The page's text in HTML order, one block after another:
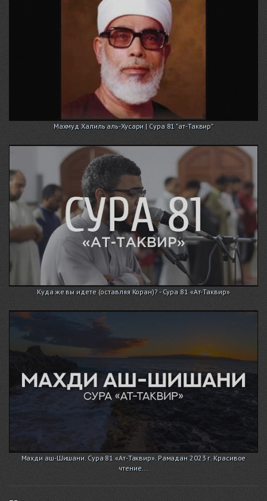
Махмуд Халиль аль-Хусари | Сура 81 "ат-Таквир"
Куда же вы идете (оставляя Коран)? - Сура 81 «Ат-Таквир»
Махди аш-Шишани. Сура 81 «Ат-Таквир». Рамадан 2023 г. Красивое
чтение...